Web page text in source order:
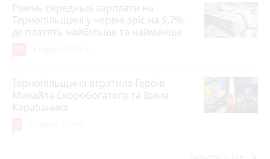
Рівень середньої зарплати на
Тернопільщині у червні зріс на 9,7%:
де платять найбільше та найменше
Тернопільщина втратила Героїв
Михайла Скоробогатого та Івана
Карабаника